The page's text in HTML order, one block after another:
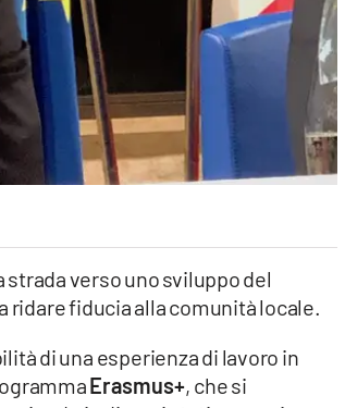
strada verso uno sviluppo del
fiducia alla comunità locale.
di una esperienza di lavoro in
Erasmus+, che si